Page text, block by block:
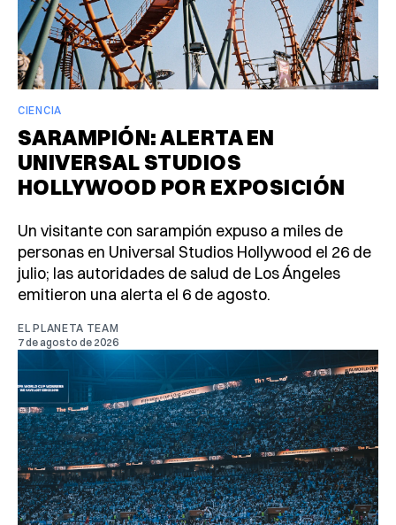
CIENCIA
SARAMPIÓN: ALERTA EN
UNIVERSAL STUDIOS
HOLLYWOOD POR EXPOSICIÓN
Un visitante con sarampión expuso a miles de
personas en Universal Studios Hollywood el 26 de
julio; las autoridades de salud de Los Ángeles
emitieron una alerta el 6 de agosto.
EL PLANETA TEAM
7 de agosto de 2026